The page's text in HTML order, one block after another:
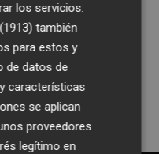
de
tu correo
los servicios.
también
para estos y
de datos de
características
se aplican
proveedores
legítimo en